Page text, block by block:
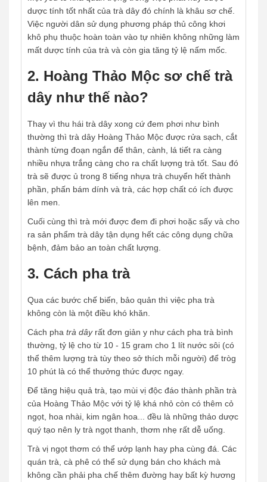
dược tính tốt nhất của trà dây đó chính là khâu sơ chế.
Việc người dân sử dụng phương pháp thủ công khơi
khô phụ thuộc hoàn toàn vào tự nhiên không những làm
mất dược tính của trà và còn gia tăng tỷ lệ nấm mốc.
2. Hoàng Thảo Mộc sơ chế trà
dây như thế nào?
Thay vì thu hái trà dây xong cứ đem phơi như bình
thường thì trà dây Hoàng Thảo Mộc được rửa sạch, cắt
thành từng đoạn ngắn để thân, cành, lá tiết ra càng
nhiều nhựa trắng càng cho ra chất lượng trà tốt. Sau đó
trà sẽ được ủ trong 8 tiếng nhựa trà chuyển hết thành
phần, phấn bám dính và trà, các hợp chất có ích được
lên men.
Cuối cùng thì trà mới được đem đi phơi hoặc sấy và cho
ra sản phẩm trà dây tận dụng hết các công dụng chữa
bệnh, đảm bảo an toàn chất lượng.
3. Cách pha trà
Qua các bước chế biến, bảo quản thì việc pha trà
không còn là một điều khó khăn.
Cách pha trà dâyrất đơn giản y như cách pha trà bình
thường, tỷ lệ cho từ 10 - 15 gram cho 1 lít nước sôi (có
thể thêm lượng trà tùy theo sở thích mỗi người) để tròg
10 phút là có thể thưởng thức được ngay.
Để tăng hiệu quả trà, tạo mùi vị độc đáo thành phần trà
của Hoàng Thảo Mộc với tỷ lệ khá nhỏ còn có thêm cỏ
ngọt, hoa nhài, kim ngân hoa... đều là những thảo dược
quý tạo nên ly trà ngọt thanh, thơm nhẹ rất dễ uống.
Trà vị ngọt thơm có thể ướp lạnh hay pha cùng đá. Các
quán trà, cà phê có thể sử dụng bán cho khách mà
không cần phải pha chế thêm đường hay bất kỳ hương